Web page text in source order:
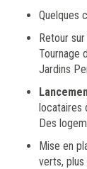
Quelques
Retour
Tournage
Jardins
locataires
Des
Mise en
verts, plus